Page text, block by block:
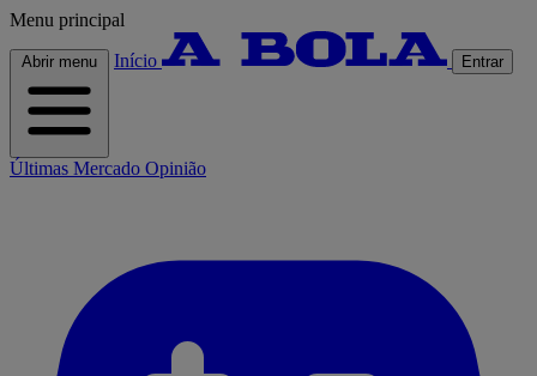
Menu principal
Abrir menu Início Entrar
Últimas Mercado Opinião